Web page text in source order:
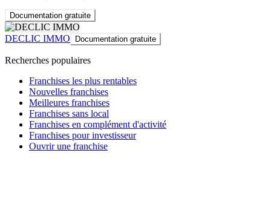
Documentation gratuite
DECLIC IMMO Documentation gratuite
Recherches populaires
Franchises les plus rentables
Nouvelles franchises
Meilleures franchises
Franchises sans local
Franchises en complément d'activité
Franchises pour investisseur
Ouvrir une franchise